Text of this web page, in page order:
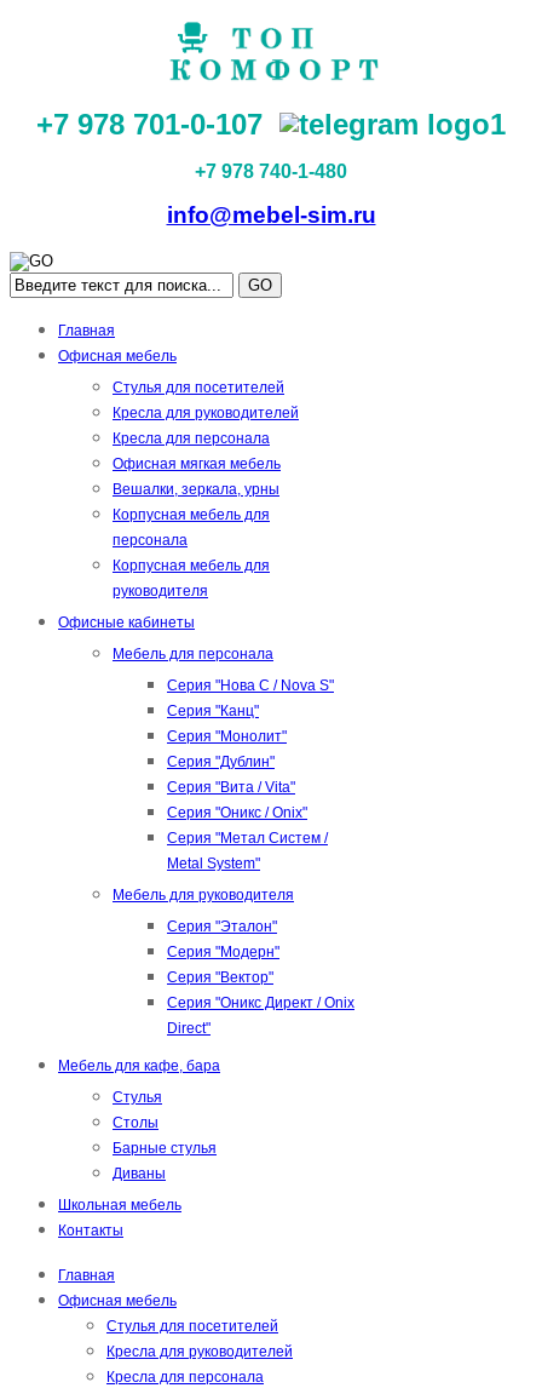
+7 978 701-0-107
+7 978 740-1-480
info@mebel-sim.ru
GO
Главная
Офисная мебель
Стулья для посетителей
Кресла для руководителей
Кресла для персонала
Офисная мягкая мебель
Вешалки, зеркала, урны
Корпусная мебель для
персонала
Корпусная мебель для
руководителя
Офисные кабинеты
Мебель для персонала
Серия "Нова С / Nova S"
Серия "Канц"
Серия "Монолит"
Серия "Дублин"
Серия "Вита / Vita"
Серия "Оникс / Onix"
Серия "Метал Систем /
Metal System"
Мебель для руководителя
Серия "Эталон"
Серия "Модерн"
Серия "Вектор"
Серия "Оникс Директ / Onix
Direct"
Мебель для кафе, бара
Стулья
Столы
Барные стулья
Диваны
Школьная мебель
Контакты
Главная
Офисная мебель
Стулья для посетителей
Кресла для руководителей
Кресла для персонала